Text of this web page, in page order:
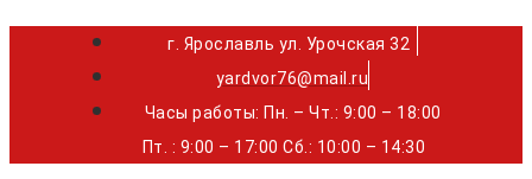
г. Ярославль ул. Урочская 32 ⁣⁣⁣⁣
yardvor76@mail.ru
Часы работы: Пн. – Чт.: 9:00 – 18:00
Пт. : 9:00 – 17:00 Сб.: 10:00 – 14:30